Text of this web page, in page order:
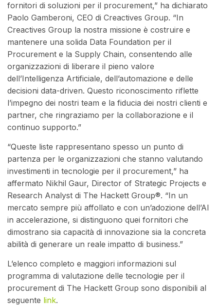
fornitori di soluzioni per il procurement,” ha dichiarato
Paolo Gamberoni, CEO di Creactives Group. “In
Creactives Group la nostra missione è costruire e
mantenere una solida Data Foundation per il
Procurement e la Supply Chain, consentendo alle
organizzazioni di liberare il pieno valore
dell’Intelligenza Artificiale, dell’automazione e delle
decisioni data-driven. Questo riconoscimento riflette
l’impegno dei nostri team e la fiducia dei nostri clienti e
partner, che ringraziamo per la collaborazione e il
continuo supporto.”
“Queste liste rappresentano spesso un punto di
partenza per le organizzazioni che stanno valutando
investimenti in tecnologie per il procurement,” ha
affermato Nikhil Gaur, Director of Strategic Projects e
Research Analyst di The Hackett Group®. “In un
mercato sempre più affollato e con un’adozione dell’AI
in accelerazione, si distinguono quei fornitori che
dimostrano sia capacità di innovazione sia la concreta
abilità di generare un reale impatto di business.”
L’elenco completo e maggiori informazioni sul
programma di valutazione delle tecnologie per il
procurement di The Hackett Group sono disponibili al
seguente link.